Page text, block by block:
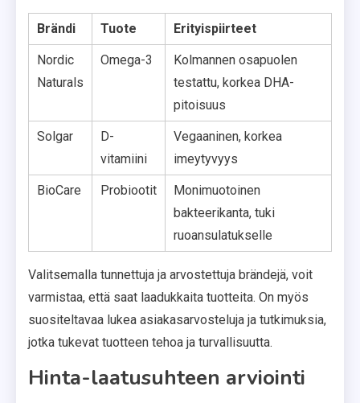
Brändi Tuote Erityispiirteet
Nordic
Naturals
Omega-3
Kolmannen osapuolen
testattu, korkea DHA-
pitoisuus
Solgar
D-
vitamiini
Vegaaninen, korkea
imeytyvyys
BioCare Probiootit
Monimuotoinen
bakteerikanta, tuki
ruoansulatukselle
Valitsemalla tunnettuja ja arvostettuja brändejä, voit
varmistaa, että saat laadukkaita tuotteita. On myös
suositeltavaa lukea asiakasarvosteluja ja tutkimuksia,
jotka tukevat tuotteen tehoa ja turvallisuutta.
Hinta-laatusuhteen arviointi